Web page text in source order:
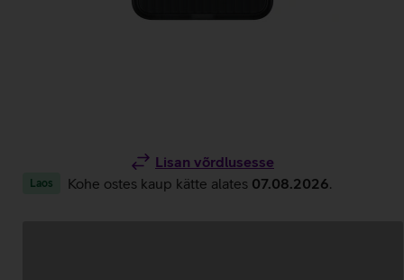
Lisan võrdlusesse
Laos Kohe ostes kaup kätte alates 07.08.2026